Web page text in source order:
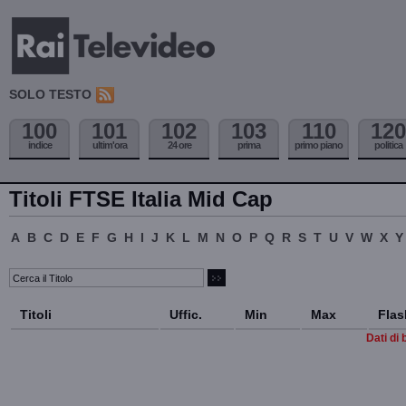
SOLO TESTO
100
indice
101
ultim'ora
102
24 ore
103
prima
110
primo piano
120
politica
Titoli FTSE Italia Mid Cap
A B C D E F G H I J K L M N O P Q R S T U V W X Y
Titoli Uffic. Min Max
Dati di